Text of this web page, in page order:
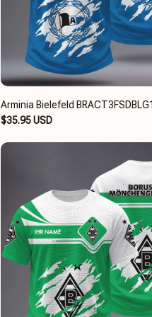
Arminia Bielefeld
$35.95 USD